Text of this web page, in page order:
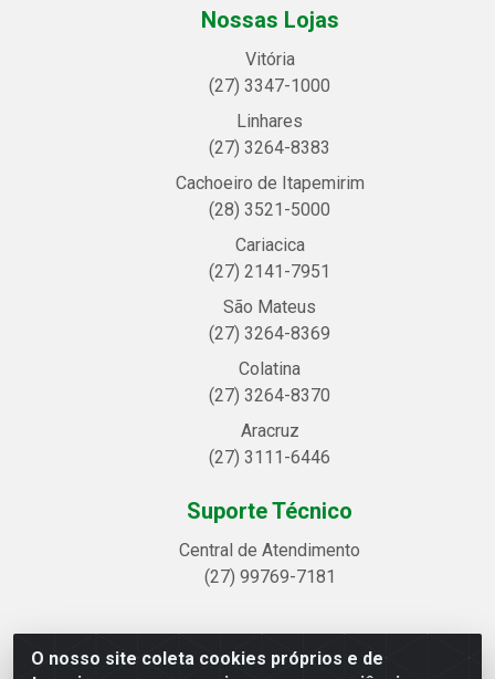
O nosso site coleta cookies próprios e de
Nossas Lojas
Vitória
(27) 3347-1000
Linhares
(27) 3264-8383
Cachoeiro de Itapemirim
(28) 3521-5000
Cariacica
(27) 2141-7951
São Mateus
(27) 3264-8369
Colatina
(27) 3264-8370
Aracruz
(27) 3111-6446
Suporte Técnico
Central de Atendimento
(27) 99769-7181
Linhavix Distribuidora LTDA - Avenida Alegre, 2521 -